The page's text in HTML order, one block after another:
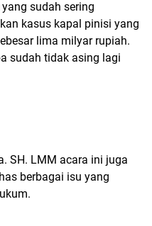
sudah sering
kasus kapal pinisi yang
lima milyar rupiah.
sudah tidak asing lagi
SH. LMM acara ini juga
berbagai isu yang